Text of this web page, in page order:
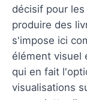
décisif pour
produire des
s'impose ici
élément visuel
qui en fait
visualisations